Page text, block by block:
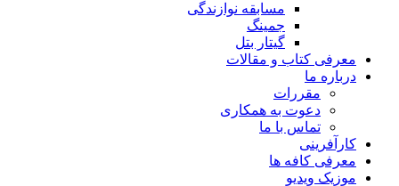
مسابقه نوازندگی
جمینگ
گیتار بتل
معرفی کتاب و مقالات
درباره ما
مقررات
دعوت به همکاری
تماس با ما
کارآفرینی
معرفی کافه ها
موزیک ویدیو